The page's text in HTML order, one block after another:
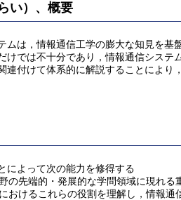
い）、概要
ムは，情報通信工学の膨大な知見を
けでは不十分であり，情報通信シス
連付けて体系的に解説することによ
によって次の能力を修得する
の先端的・発展的な学問領域に現れ
おけるこれらの役割を理解し，情報